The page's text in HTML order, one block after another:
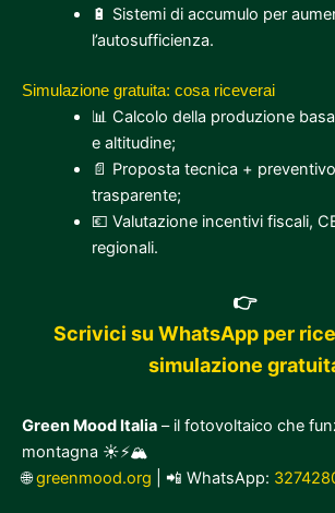
🔋 Sistemi di accumulo per
l’autosufficienza.
Simulazione gratuita: cosa riceverai
📊 Calcolo della produzione
e altitudine;
📄 Proposta tecnica +
trasparente;
💶 Valutazione incentivi fiscali,
regionali.
👉
Scrivici su WhatsApp per
simulazione
Green Mood Italia – il fotovoltaico che
montagna ☀️⚡🏔️
🌐greenmood.org | 📲 WhatsApp: